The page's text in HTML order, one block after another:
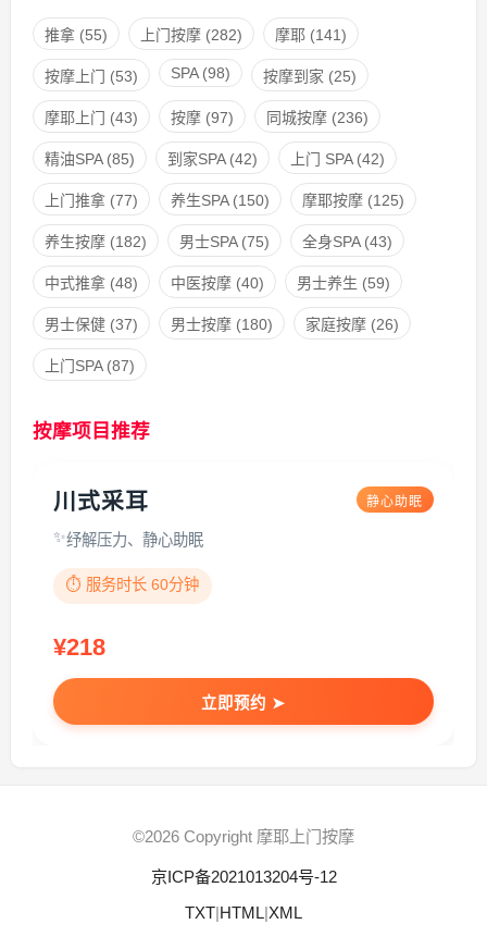
推拿(55) 上门按摩(282) 摩耶(141)
按摩上门 (53) SPA(98) 按摩到家 (25)
摩耶上门 (43) 按摩(97) 同城按摩(236)
精油SPA(85) 到家SPA(42) 上门 SPA(42)
上门推拿(77) 养生SPA(150) 摩耶按摩(125)
养生按摩(182) 男士SPA(75) 全身SPA(43)
中式推拿(48) 中医按摩(40) 男士养生 (59)
男士保健(37) 男士按摩(180) 家庭按摩(26)
上门SPA(87)
按摩项目推荐
川式采耳 静心助眠
纾解压力、静心助眠
⏱️ 服务时长 60分钟
¥218
立即预约 ➤
©2026 Copyright 摩耶上门按摩
京ICP备2021013204号-12
TXT|HTML|XML